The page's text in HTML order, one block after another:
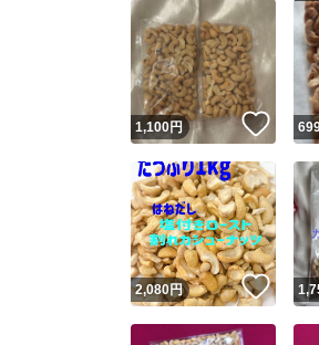
1,100円 いい
2,080円 いい